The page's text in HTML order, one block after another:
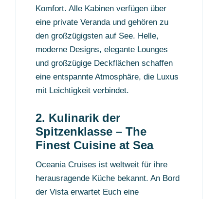
Komfort. Alle Kabinen verfügen über
eine private Veranda und gehören zu
den großzügigsten auf See. Helle,
moderne Designs, elegante Lounges
und großzügige Deckflächen schaffen
eine entspannte Atmosphäre, die Luxus
mit Leichtigkeit verbindet.
2. Kulinarik der
Spitzenklasse – The
Finest Cuisine at Sea
Oceania Cruises ist weltweit für ihre
herausragende Küche bekannt. An Bord
der Vista erwartet Euch eine